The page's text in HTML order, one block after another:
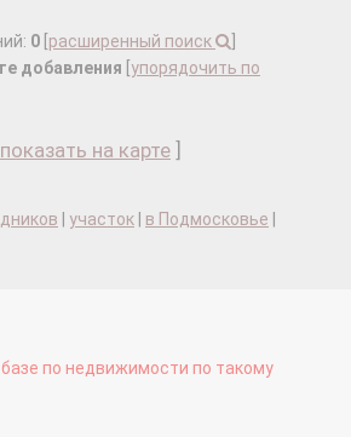
0 расширенный поиск
добавления упорядочить по
показать на карте
участок в Подмосковье
по недвижимости по такому